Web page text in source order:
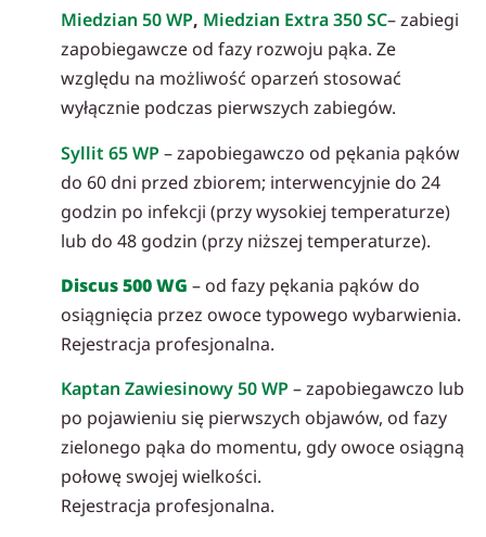
Miedzian 50 WP, Miedzian Extra 350 SC– zabiegi
zapobiegawcze od fazy rozwoju pąka. Ze
względu na możliwość oparzeń stosować
wyłącznie podczas pierwszych zabiegów.
Syllit 65 WP – zapobiegawczo od pękania pąków
do 60 dni przed zbiorem; interwencyjnie do 24
godzin po infekcji (przy wysokiej temperaturze)
lub do 48 godzin (przy niższej temperaturze).
Discus 500 WG – od fazy pękania pąków do
osiągnięcia przez owoce typowego wybarwienia.
Rejestracja profesjonalna.
Kaptan Zawiesinowy 50 WP – zapobiegawczo lub
po pojawieniu się pierwszych objawów, od fazy
zielonego pąka do momentu, gdy owoce osiągną
połowę swojej wielkości.
Rejestracja profesjonalna.